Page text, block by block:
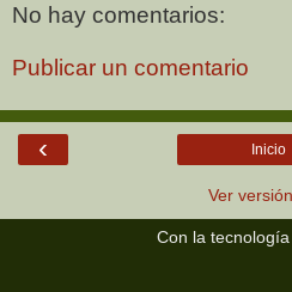
No hay comentarios:
Publicar un comentario
‹ Inicio
Ver
Con la